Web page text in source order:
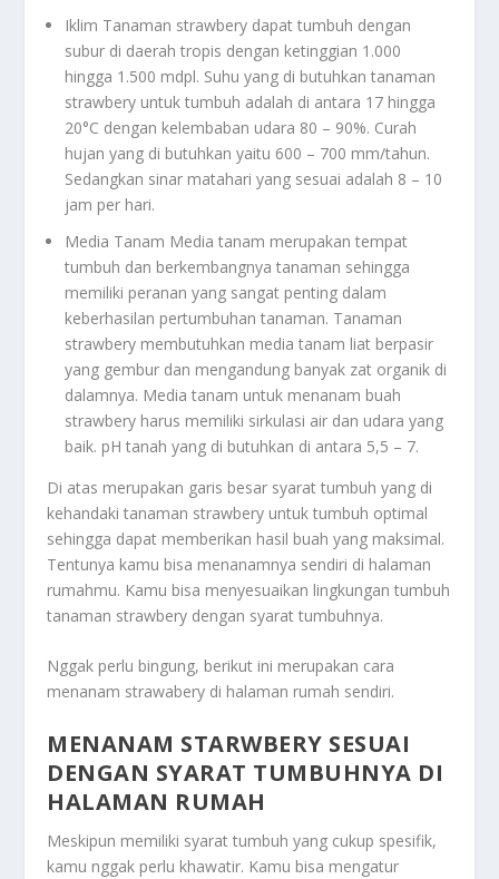
Iklim Tanaman strawbery dapat tumbuh dengan
subur di daerah tropis dengan ketinggian 1.000
hingga 1.500 mdpl. Suhu yang di butuhkan tanaman
strawbery untuk tumbuh adalah di antara 17 hingga
20°C dengan kelembaban udara 80 – 90%. Curah
hujan yang di butuhkan yaitu 600 – 700 mm/tahun.
Sedangkan sinar matahari yang sesuai adalah 8 – 10
jam per hari.
Media Tanam Media tanam merupakan tempat
tumbuh dan berkembangnya tanaman sehingga
memiliki peranan yang sangat penting dalam
keberhasilan pertumbuhan tanaman. Tanaman
strawbery membutuhkan media tanam liat berpasir
yang gembur dan mengandung banyak zat organik di
dalamnya. Media tanam untuk menanam buah
strawbery harus memiliki sirkulasi air dan udara yang
baik. pH tanah yang di butuhkan di antara 5,5 – 7.
Di atas merupakan garis besar syarat tumbuh yang di
kehandaki tanaman strawbery untuk tumbuh optimal
sehingga dapat memberikan hasil buah yang maksimal.
Tentunya kamu bisa menanamnya sendiri di halaman
rumahmu. Kamu bisa menyesuaikan lingkungan tumbuh
tanaman strawbery dengan syarat tumbuhnya.
Nggak perlu bingung, berikut ini merupakan cara
menanam strawabery di halaman rumah sendiri.
MENANAM STARWBERY SESUAI
DENGAN SYARAT TUMBUHNYA DI
HALAMAN RUMAH
Meskipun memiliki syarat tumbuh yang cukup spesifik,
kamu nggak perlu khawatir. Kamu bisa mengatur